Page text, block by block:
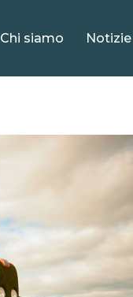
Chi siamo Notizie